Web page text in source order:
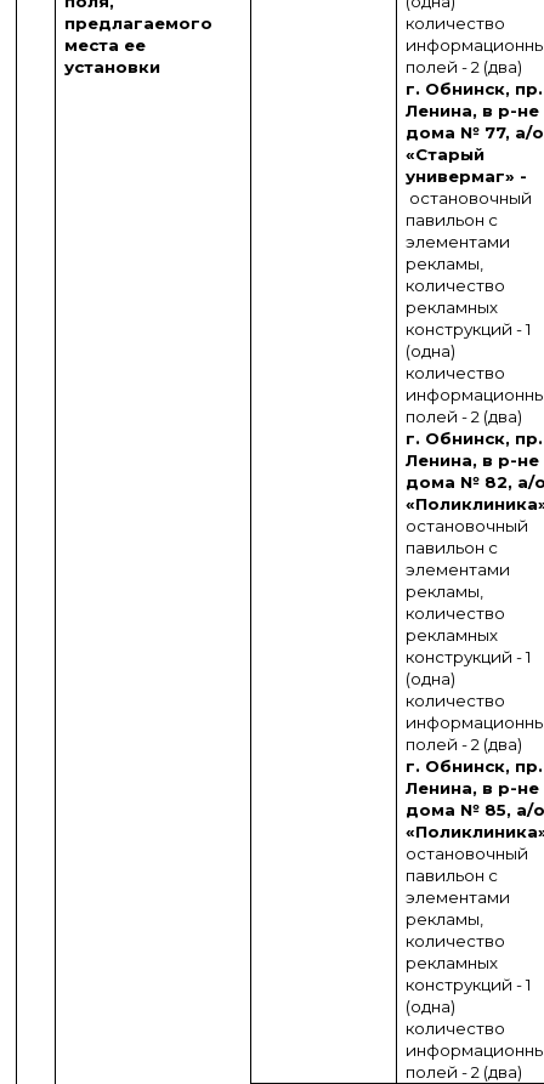
предлагаемого
места ее
установки
количество
полей - 2 (два)
г. Обнинск, пр.
Ленина, в р-не
дома № 77, а/о
«Старый
универмаг» -
остановочный
павильон с
элементами
рекламы,
количество
рекламных
конструкций - 1
(одна)
количество
полей - 2 (два)
г. Обнинск, пр.
Ленина, в р-не
дома № 82, а/
остановочный
павильон с
элементами
рекламы,
количество
рекламных
конструкций - 1
(одна)
количество
полей - 2 (два)
г. Обнинск, пр.
Ленина, в р-не
дома № 85, а/
остановочный
павильон с
элементами
рекламы,
количество
рекламных
конструкций - 1
(одна)
количество
полей - 2 (два)